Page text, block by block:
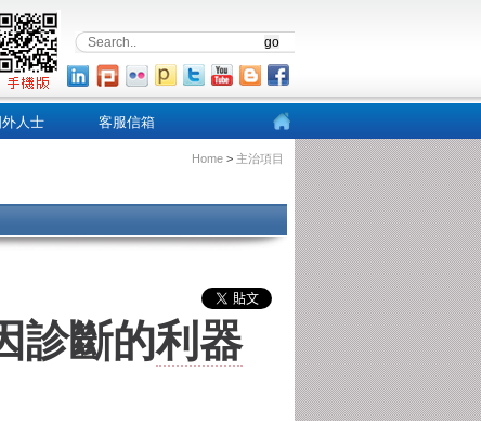
外人士 客服信箱
Home > 主治項目
診斷的利器